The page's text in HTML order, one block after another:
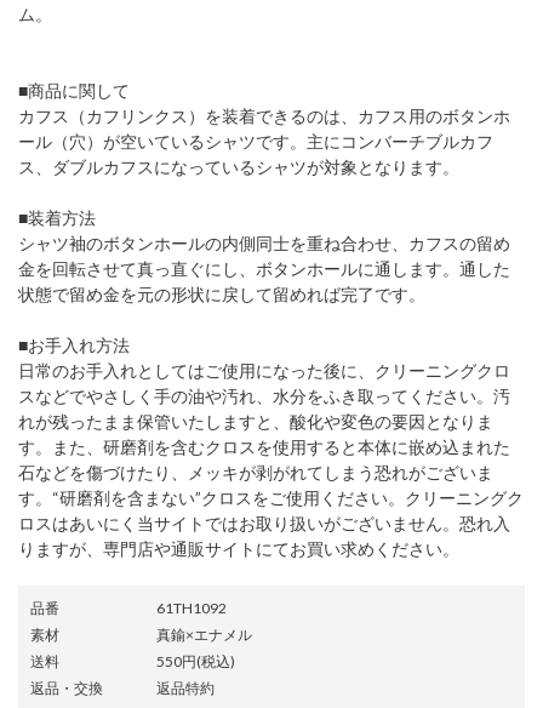
ム。
■商品に関して
カフス（カフリンクス）を装着できるのは、カフス用のボタンホ
ール（穴）が空いているシャツです。主にコンバーチブルカフ
ス、ダブルカフスになっているシャツが対象となります。
■装着方法
シャツ袖のボタンホールの内側同士を重ね合わせ、カフスの留め
金を回転させて真っ直ぐにし、ボタンホールに通します。通した
状態で留め金を元の形状に戻して留めれば完了です。
■お手入れ方法
日常のお手入れとしてはご使用になった後に、クリーニングクロ
スなどでやさしく手の油や汚れ、水分をふき取ってください。汚
れが残ったまま保管いたしますと、酸化や変色の要因となりま
す。また、研磨剤を含むクロスを使用すると本体に嵌め込まれた
石などを傷づけたり、メッキが剥がれてしまう恐れがございま
す。“研磨剤を含まない”クロスをご使用ください。クリーニングク
ロスはあいにく当サイトではお取り扱いがございません。恐れ入
りますが、専門店や通販サイトにてお買い求めください。
品番
61TH1092
素材
真鍮×エナメル
送料
550円(税込)
返品・交換
返品特約